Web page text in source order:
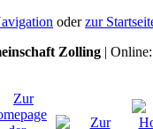
oderzur
Zolling |